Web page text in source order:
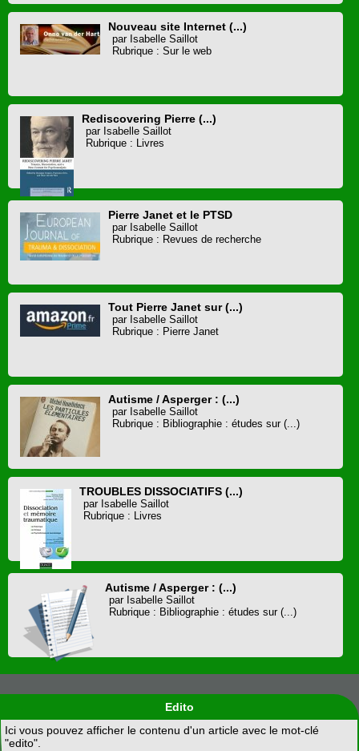
Nouveau site Internet (...)
par Isabelle Saillot
Rubrique : Sur le web
Rediscovering Pierre (...)
par Isabelle Saillot
Rubrique : Livres
Pierre Janet et le PTSD
par Isabelle Saillot
Rubrique : Revues de recherche
Tout Pierre Janet sur (...)
par Isabelle Saillot
Rubrique : Pierre Janet
Autisme / Asperger : (...)
par Isabelle Saillot
Rubrique : Bibliographie : études sur (...)
TROUBLES DISSOCIATIFS (...)
par Isabelle Saillot
Rubrique : Livres
Autisme / Asperger : (...)
par Isabelle Saillot
Rubrique : Bibliographie : études sur (...)
Edito
Ici vous pouvez afficher le contenu d'un article avec le mot-clé
"edito".